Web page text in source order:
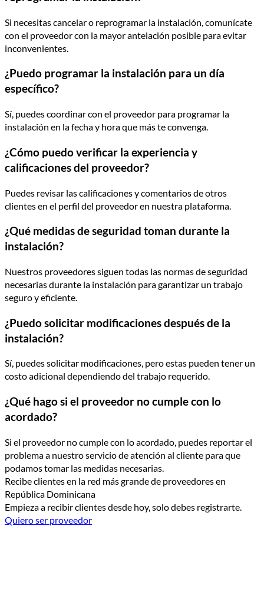
Si necesitas cancelar o reprogramar la instalación, comunícate
con el proveedor con la mayor antelación posible para evitar
inconvenientes.
¿Puedo programar la instalación para un día
específico?
Sí, puedes coordinar con el proveedor para programar la
instalación en la fecha y hora que más te convenga.
¿Cómo puedo verificar la experiencia y
calificaciones del proveedor?
Puedes revisar las calificaciones y comentarios de otros
clientes en el perfil del proveedor en nuestra plataforma.
¿Qué medidas de seguridad toman durante la
instalación?
Nuestros proveedores siguen todas las normas de seguridad
necesarias durante la instalación para garantizar un trabajo
seguro y eficiente.
¿Puedo solicitar modificaciones después de la
instalación?
Sí, puedes solicitar modificaciones, pero estas pueden tener un
costo adicional dependiendo del trabajo requerido.
¿Qué hago si el proveedor no cumple con lo
acordado?
Si el proveedor no cumple con lo acordado, puedes reportar el
problema a nuestro servicio de atención al cliente para que
podamos tomar las medidas necesarias.
Recibe clientes en la red más grande de proveedores en
República Dominicana
Empieza a recibir clientes desde hoy, solo debes registrarte.
Quiero ser proveedor